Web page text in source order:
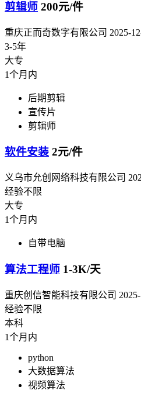
剪辑师 200元/件
重庆正而奇数字有限公司 2025-
3-5年
大专
1个月内
后期剪辑
宣传片
剪辑师
软件安装 2元/件
义乌市允创网络科技有限公司
经验不限
大专
1个月内
自带电脑
算法工程师 1-3K/天
重庆创信智能科技有限公司
经验不限
本科
1个月内
python
大数据算法
视频算法